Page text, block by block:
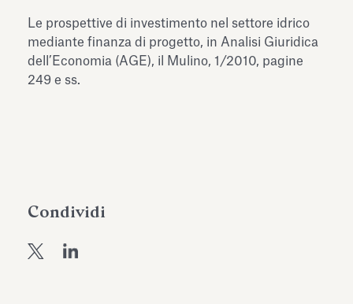
dell’Antiquarium di Villa Albani
Torlonia
Leggi tutto
Le prospettive di investimento nel settore idrico
mediante finanza di progetto, in Analisi Giuridica
dell’Economia (AGE), il Mulino, 1/2010, pagine
249 e ss.
Condividi